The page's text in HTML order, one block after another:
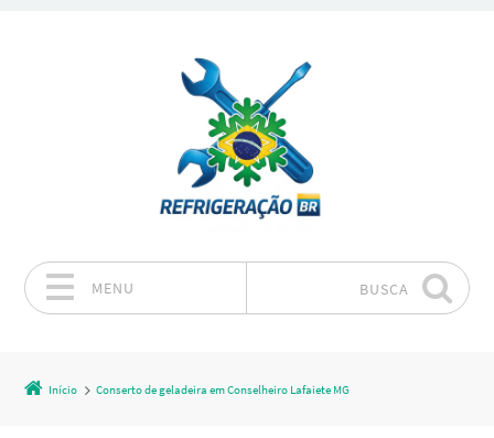
MENU BUSCA
Início Conserto de geladeira em Conselheiro Lafaiete MG